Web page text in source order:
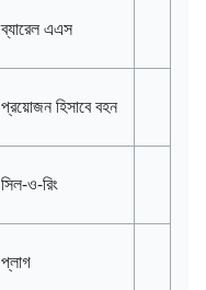
ব্যারেল এএস
প্রয়োজন হিসাবে বহন
সিল-ও-রিং
প্লাগ